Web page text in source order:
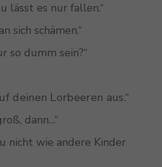
lässt es nur fallen.“
sich schämen.“
so dumm sein?“
deinen Lorbeeren aus.“
dann…“
nicht wie andere Kinder